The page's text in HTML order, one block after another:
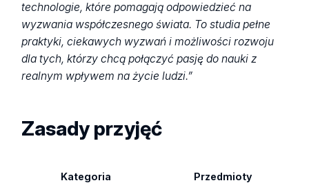
technologie, które pomagają odpowiedzieć na
wyzwania współczesnego świata. To studia pełne
praktyki, ciekawych wyzwań i możliwości rozwoju
dla tych, którzy chcą połączyć pasję do nauki z
realnym wpływem na życie ludzi.”
Zasady przyjęć
Kategoria
Przedmioty